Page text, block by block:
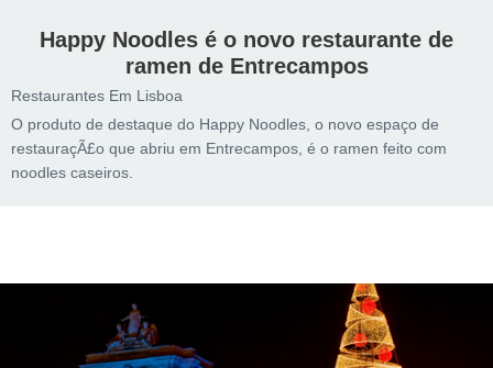
Happy Noodles é o novo restaurante de
ramen de Entrecampos
Restaurantes Em Lisboa
O produto de destaque do Happy Noodles, o novo espaço de
restauraçÃ£o que abriu em Entrecampos, é o ramen feito com
noodles caseiros.